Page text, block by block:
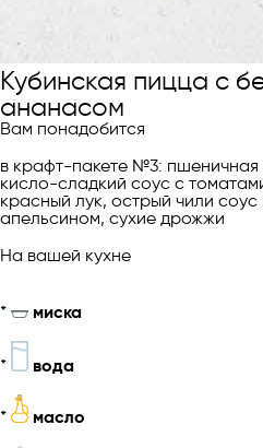
Кубинская пицца с
ананасом
Вам понадобится
в крафт-пакете №3:
кисло-сладкий соус с
красный лук, острый чили
апельсином, сухие дрожжи
На вашей кухне
* миска
* вода
* масло